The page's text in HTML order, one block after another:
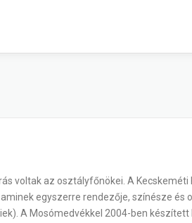
voltak az osztályfőnökei. A
egyszerre rendezője, színésze
A Mosómedvékkel 2004-ben